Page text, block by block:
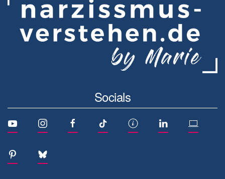
Socials